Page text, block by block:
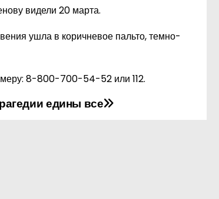
видели 20 марта.
ушла в коричневое пальто, темно-
8-800-700-54-52 или 112.
едины все